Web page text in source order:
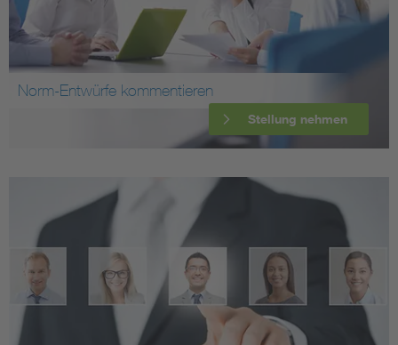
Norm-Entwürfe kommentieren
Stellung nehmen